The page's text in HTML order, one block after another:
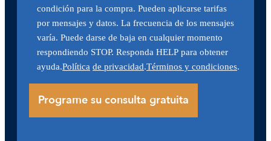
condición para la compra. Pueden aplicarse tarifas
por mensajes y datos. La frecuencia de los mensajes
varía. Puede darse de baja en cualquier momento
respondiendo STOP. Responda HELP para obtener
ayuda.Política de privacidad.Términos y condiciones.